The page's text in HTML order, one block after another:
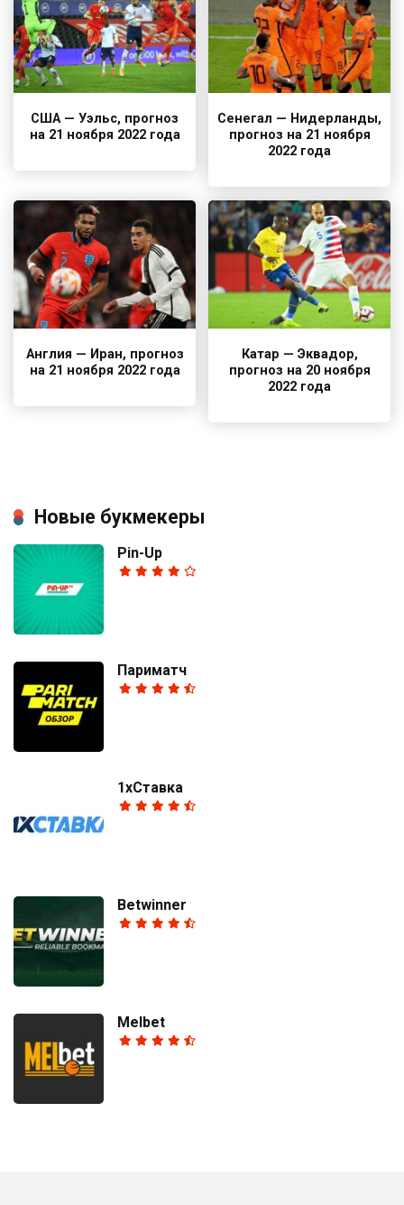
США — Уэльс, прогноз
на 21 ноября 2022 года
Сенегал — Нидерланды,
прогноз на 21 ноября
2022 года
Англия — Иран, прогноз
на 21 ноября 2022 года
Катар — Эквадор,
прогноз на 20 ноября
2022 года
Новые букмекеры
Pin-Up
Париматч
1хСтавка
Betwinner
Melbet